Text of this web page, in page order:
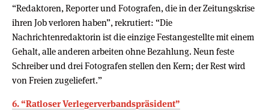
“Redaktoren, Reporter und Fotografen, die in der Zeitungskrise
ihren Job verloren haben”, rekrutiert: “Die
Nachrichtenredaktorin ist die einzige Festangestellte mit einem
Gehalt, alle anderen arbeiten ohne Bezahlung. Neun feste
Schreiber und drei Fotografen stellen den Kern; der Rest wird
von Freien zugeliefert.”
6. “Ratloser Verlegerverbandspräsident”